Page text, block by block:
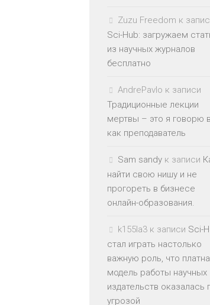
Zuzu Freedom к
Sci-Hub: загружаем
из научных журналов
бесплатно
AndrePavlo к записи
Традиционные лекции
мертвы – это я говорю
как преподаватель
Sam sandy к записи
найти свою нишу и не
прогореть в бизнесе
онлайн-образования.
k155la3 к записи Sci-
стал играть настолько
важную роль, что
модель работы научных
издательств оказалась
угрозой